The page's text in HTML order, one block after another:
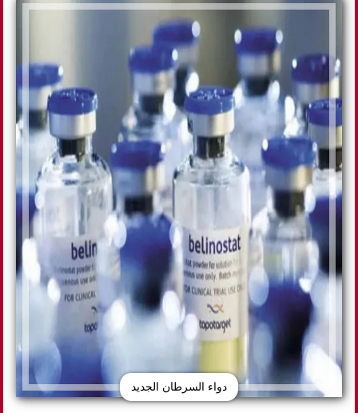
دواء السرطان الجديد